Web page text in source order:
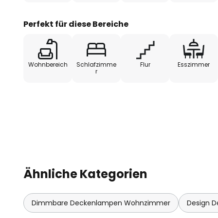
Glass exzellent unter Beweis
entwickelt, welche am
beteiligt sind und mit Abstand
italienischen Herstellers kreiert
Perfekt für diese Bereiche
Wohnbereich
Schlafzimme
r
Flur Esszimmer
Ähnliche Kategorien
Dimmbare Deckenlampen Wohnzimmer Design